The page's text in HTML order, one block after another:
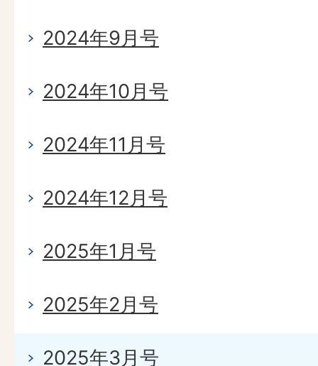
2024年9月号
2024年10月号
2024年11月号
2024年12月号
2025年1月号
2025年2月号
2025年3月号